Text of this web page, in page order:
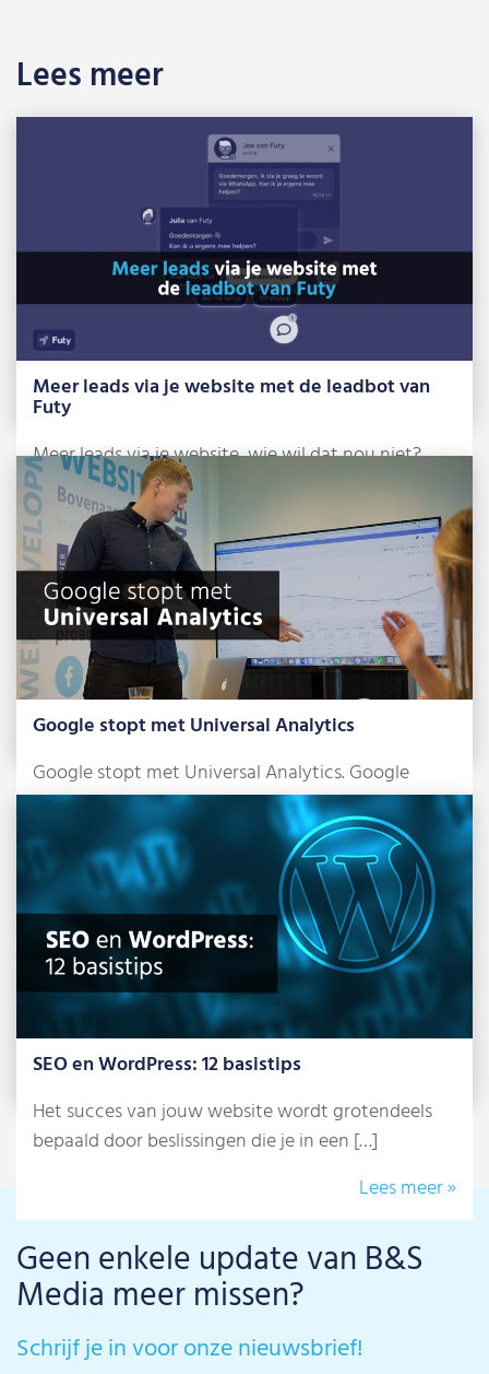
Lees meer
Meer leads via je website met de leadbot van
Futy
Meer leads via je website, wie wil dat nou niet?
Met de dynamische leadbots […]
Lees meer »
Google stopt met Universal Analytics
Google stopt met Universal Analytics. Google
Analytics 4 (GA4) wordt dan de nieuwe standaard.
[…]
Lees meer »
SEO en WordPress: 12 basistips
Het succes van jouw website wordt grotendeels
bepaald door beslissingen die je in een […]
Lees meer »
Geen enkele update van B&S
Media meer missen?
Schrijf je in voor onze nieuwsbrief!